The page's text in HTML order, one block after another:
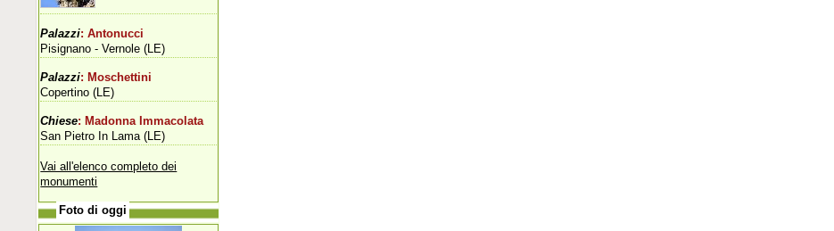
Palazzi: Antonucci
Pisignano - Vernole (LE)
Palazzi: Moschettini
Copertino (LE)
Chiese: Madonna Immacolata
San Pietro In Lama (LE)
Vai all'elenco completo dei
monumenti
Foto di oggi